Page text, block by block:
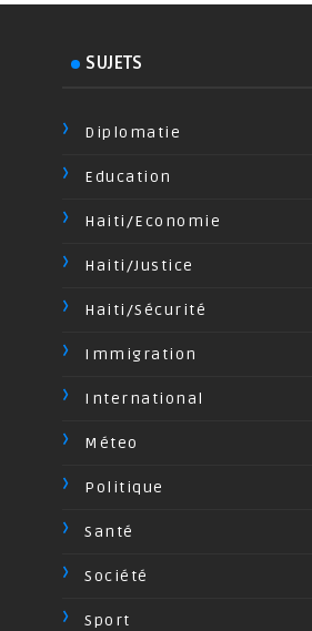
SUJETS
Diplomatie
Education
Haiti/Economie
Haiti/Justice
Haiti/Sécurité
Immigration
International
Méteo
Politique
Santé
Société
Sport